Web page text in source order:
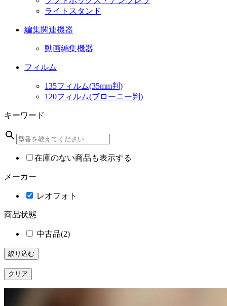
ライトスタンド
編集関連機器
動画編集機器
フィルム
135フィルム(35mm判)
120フィルム(ブローニー判)
キーワード
search
在庫のない商品も表示する
メーカー
レオフォト
商品状態
中古品(2)
絞り込む
クリア